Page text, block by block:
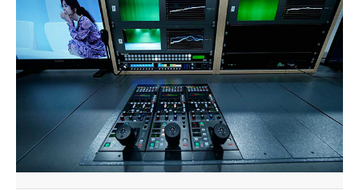
• Описват се видовете, действието и основните параметри на
масово използваните транзистори.